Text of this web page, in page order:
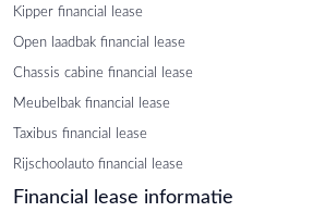
Kipper financial lease
Open laadbak financial lease
Chassis cabine financial lease
Meubelbak financial lease
Taxibus financial lease
Rijschoolauto financial lease
Financial lease informatie